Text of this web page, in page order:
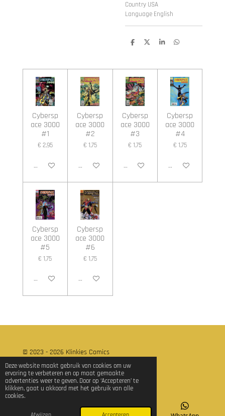
Deze website maakt gebruik van cookies om uw
ervaring te verbeteren en op maat gemaakte
advertenties weer te geven. Door op ‘Accepteren’ te
klikken, gaat u akkoord met het gebruik van alle
cookies.
Country USA
Language English
D
n
D
S
e
D
n
Cybersp
ace 3000
#1
€ 2,95
In winkelwagen
Cybersp
ace 3000
#2
€ 1,75
In winkelwagen
Cybersp
ace 3000
#3
€ 1,75
In winkelwagen
Cybersp
ace 3000
#4
€ 1,75
In winkelwagen
Cybersp
ace 3000
#5
€ 1,75
In winkelwagen
Cybersp
ace 3000
#6
€ 1,75
In winkelwagen
© 2023 - 2026 Klinkies Comics
Powered byJouwWeb